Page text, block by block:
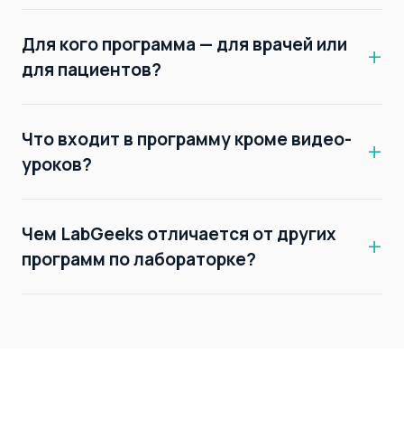
Для кого программа — для врачей или
для пациентов?
Что входит в программу кроме видео-
уроков?
Чем LabGeeks отличается от других
программ по лабораторке?